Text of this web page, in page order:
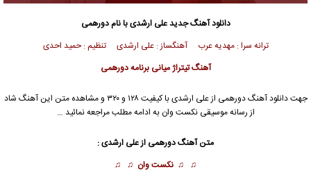
دانلود آهنگ جدیدعلی ارشدیبا نام دورهمی
ترانه سرا : مهدیه عرب آهنگساز : علی ارشدی تنظیم : حمید احدی
آهنگ تیتراژ میانی برنامه دورهمی
جهت دانلود آهنگ دورهمی ازعلی ارشدی
با کیفیت ۱۲۸ و ۳۲۰ و مشاهده متن این آهنگ شاد
از رسانه موسیقی نکست وان به ادامه مطلب مراجعه نمائید …
متن آهنگ دورهمی ازعلی ارشدی:
♫ ♫ نکست وان ♫ ♫